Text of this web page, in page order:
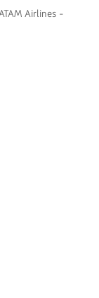
Airlines -